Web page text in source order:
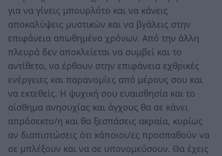
για να γίνεις μπουρλότο και να κάνεις
αποκαλύψεις μυστικών και να βγάλεις στην
επιφάνεια απωθημένα χρόνων. Από την άλλη
πλευρά δεν αποκλείεται να συμβεί και το
αντίθετο, να έρθουν στην επιφάνεια εχθρικές
ενέργειες και παρανομίες από μέρους σου και
να εκτεθείς. Η ψυχική σου ευαισθησία και το
αίσθημα ανησυχίας και άγχους θα σε κάνει
απρόσεκτο/η και θα ξεσπάσεις ακραία, κυρίως
αν διαπιστώσεις ότι κάποιοι/ες προσπαθούν να
σε μπλέξουν και να σε υπονομεύσουν. Θα έχεις